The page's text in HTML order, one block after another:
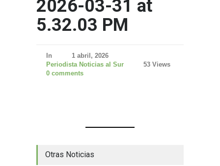
2026-03-31 at
5.32.03 PM
In
1 abril, 2026
Periodista Noticias al Sur
53 Views
0 comments
Otras Noticias